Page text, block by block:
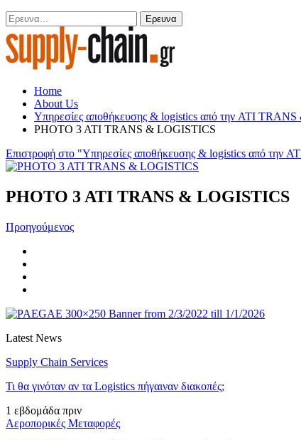
Home
About Us
Υπηρεσίες αποθήκευσης & logistics από την ATI
PHOTO 3 ATI TRANS & LOGISTICS
Επιστροφή στο "Υπηρεσίες αποθήκευσης & logistics από την
PHOTO 3 ATI TRANS & LOGISTICS
Προηγούμενος
Latest News
Supply Chain Services
Τι θα γινόταν αν τα Logistics πήγαιναν διακοπές;
1 εβδομάδα πριν
Αεροπορικές Μεταφορές